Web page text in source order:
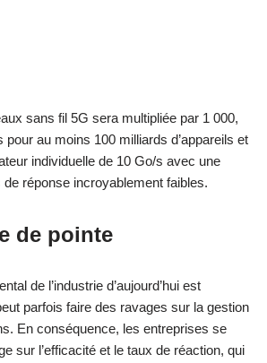
sans fil 5G sera multipliée par 1 000,
au moins 100 milliards d’appareils et
individuelle de 10 Go/s avec une
réponse incroyablement faibles.
de pointe
de l’industrie d’aujourd’hui est
parfois faire des ravages sur la gestion
En conséquence, les entreprises se
sur l’efficacité et le taux de réaction, qui